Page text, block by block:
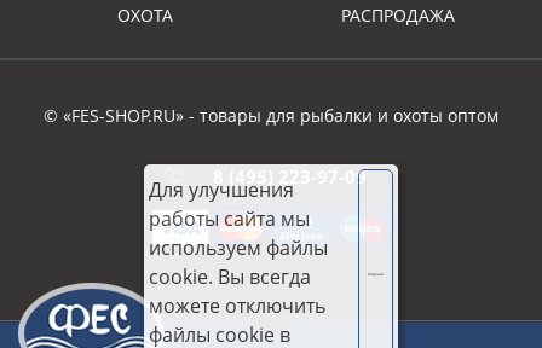
ОХОТА РАСПРОДАЖА
© «FES-SHOP.RU» - товары для рыбалки и охоты оптом
8 (495) 223-97-09
Для улучшения
работы сайта мы
используем файлы
cookie. Вы всегда
можете отключить
файлы cookie в
Хорошо